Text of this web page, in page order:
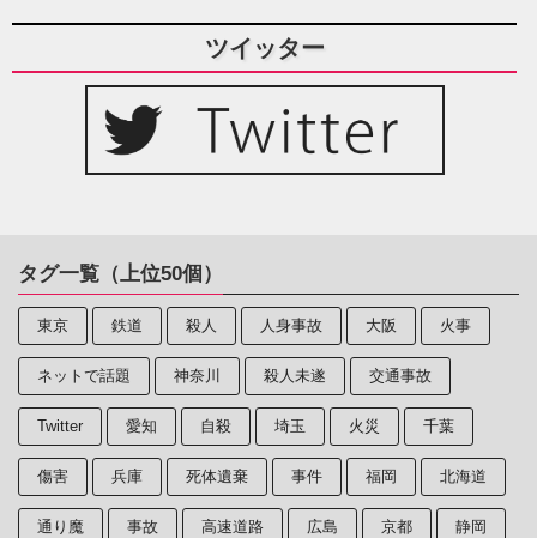
ツイッター
タグ一覧（上位50個）
東京 鉄道 殺人 人身事故 大阪 火事
ネットで話題 神奈川 殺人未遂 交通事故
Twitter 愛知 自殺 埼玉 火災 千葉
傷害 兵庫 死体遺棄 事件 福岡 北海道
通り魔 事故 高速道路 広島 京都 静岡